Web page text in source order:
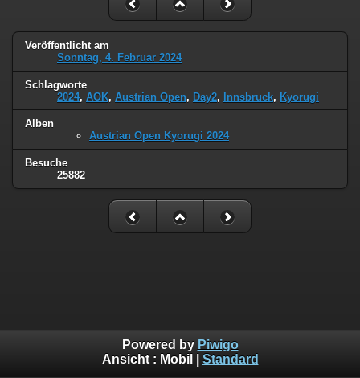
Veröffentlicht am
Sonntag, 4. Februar 2024
Schlagworte
2024, AOK, Austrian Open, Day2, Innsbruck, Kyorugi
Alben
Austrian Open Kyorugi 2024
Besuche
25882
Powered by Piwigo
Ansicht : Mobil Standard